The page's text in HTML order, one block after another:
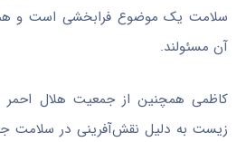
سلامت یک موضوع فرابخشی است و
آن مسئولند.
کاظمی همچنین از جمعیت هلال
زیست به دلیل نقش‌آفرینی در سلامت